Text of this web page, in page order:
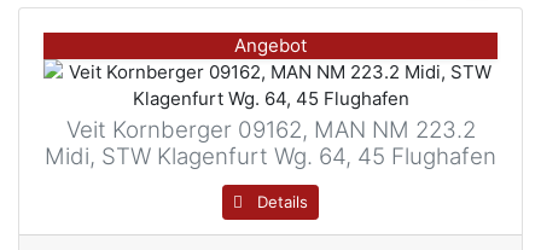
Angebot
Veit Kornberger 09162, MAN NM 223.2
Midi, STW Klagenfurt Wg. 64, 45 Flughafen
Details